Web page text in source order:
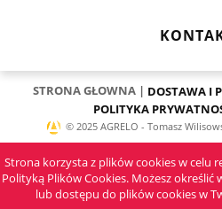
Strona korzysta z plików cookies w celu
Polityką Plików Cookies. Możesz określić
lub dostępu do plików cookies w
STRONA GŁOWNA | DOSTAWA I
POLITYKA
© 2025 AGRELO - Tomasz
Sklep